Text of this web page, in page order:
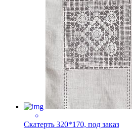
Скатерть 320*170, под заказ